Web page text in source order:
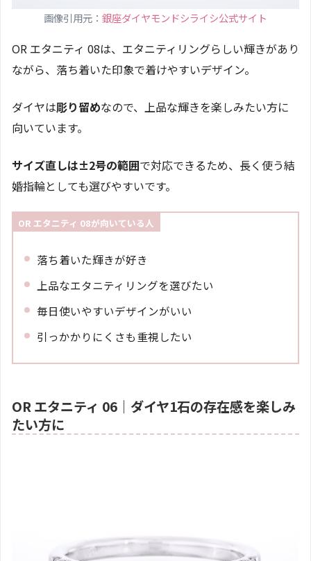
画像引用元： 銀座ダイヤモンドシライシ公式サイト
OR エタニティ 08は、エタニティリングらしい輝きがあり
ながら、落ち着いた印象で着けやすいデザイン。
ダイヤは彫り留めなので、上品な輝きを楽しみたい方に
向いています。
サイズ直しは±2号の範囲で対応できるため、長く使う結
婚指輪としても選びやすいです。
OR エタニティ 08が向いている人
落ち着いた輝きが好き
上品なエタニティリングを選びたい
毎日使いやすいデザインがいい
引っかかりにくさも重視したい
OR エタニティ 06｜ダイヤ1石の存在感を楽しみ
たい方に